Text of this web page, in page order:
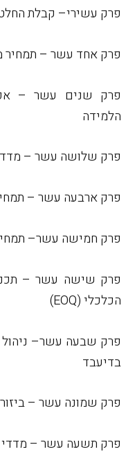
פרק עשירי– קבלת
פרק אחד עשר – תמחיר
פרק שנים עשר –
הלמידה
פרק שלושה עשר – מדדי
פרק ארבעה עשר –
פרק חמישה עשר–
פרק שישה עשר –
הכלכלי (EOQ
)
פרק שבעה עשר– ניהול
בדיעבד
פרק שמונה עשר –
פרק תשעה עשר – מדדי